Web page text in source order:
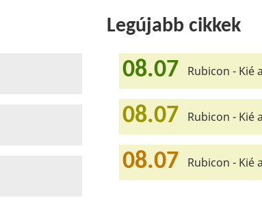
Legújabb cikkek
08.07 Rubicon - Kié
08.07 Rubicon - Kié
08.07 Rubicon - Kié